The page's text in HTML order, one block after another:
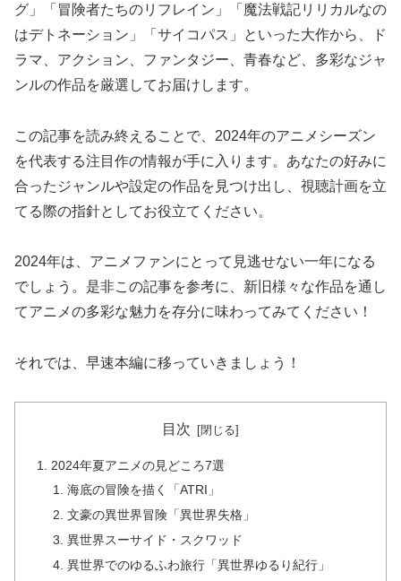
グ」「冒険者たちのリフレイン」「魔法戦記リリカルなの
はデトネーション」「サイコパス」といった大作から、ド
ラマ、アクション、ファンタジー、青春など、多彩なジャ
ンルの作品を厳選してお届けします。
この記事を読み終えることで、2024年のアニメシーズン
を代表する注目作の情報が手に入ります。あなたの好みに
合ったジャンルや設定の作品を見つけ出し、視聴計画を立
てる際の指針としてお役立てください。
2024年は、アニメファンにとって見逃せない一年になる
でしょう。是非この記事を参考に、新旧様々な作品を通し
てアニメの多彩な魅力を存分に味わってみてください！
それでは、早速本編に移っていきましょう！
目次
2024年夏アニメの見どころ7選
海底の冒険を描く「ATRI」
文豪の異世界冒険「異世界失格」
異世界スーサイド・スクワッド
異世界でのゆるふわ旅行「異世界ゆるり紀行」